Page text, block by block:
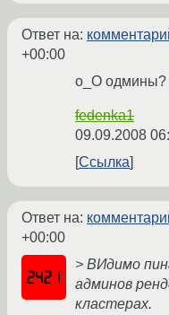
Ответ на:
+00:00
o_О одмины?
fedenka1
09.09.2008
Ссылка
Ответ на:
+00:00
> ВИдимо
админов
кластерах.